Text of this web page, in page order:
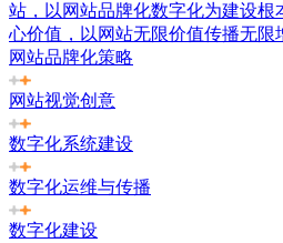
站，以网站品牌化数字化为建设
心价值，以网站无限价值传播无限
网站品牌化策略
网站视觉创意
数字化系统建设
数字化运维与传播
数字化建设